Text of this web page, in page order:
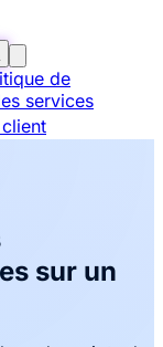
de
services
sur un